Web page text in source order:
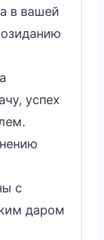
в вашей
успех
с
даром